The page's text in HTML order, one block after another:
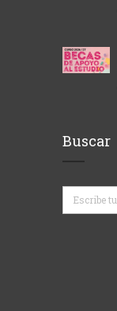
Buscar
Buscar